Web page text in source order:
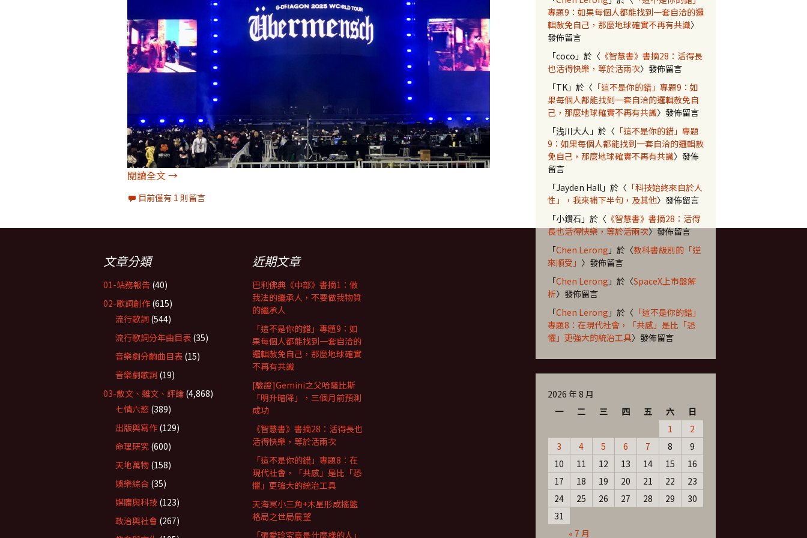
閱讀全文[圖輯]大巨蛋GD權志龍世界巡迴演唱會《G-DRAGON 2025 WORLD TOUR [Übermensch]》
→
目前僅有 1 則留言
專題9：如果每個人都能找到一套自洽的邏
輯赦免自己，那麼地球確實不再有共識〉
發佈留言
「coco 」於〈 《智慧書》書摘28：活得長
也活得快樂，等於活兩次〉發佈留言
「TK」於〈 「這不是你的錯」專題9：如
果每個人都能找到一套自洽的邏輯赦免自
己，那麼地球確實不再有共識〉發佈留言
「浅川大人 」於〈 「這不是你的錯」專題
9：如果每個人都能找到一套自洽的邏輯赦
免自己，那麼地球確實不再有共識〉發佈
留言
「Jayden Hall 」於〈 「科技始終來自於人
性」，我來補下半句，及其他〉發佈留言
「小鑽石 」於〈 《智慧書》書摘28：活得
長也活得快樂，等於活兩次〉發佈留言
「Chen Lerong 」於〈教科書級別的「逆
來順受」 〉發佈留言
「Chen Lerong 」於〈SpaceX上市盤解
析〉發佈留言
「Chen Lerong 」於〈 「這不是你的錯」
專題8：在現代社會，「共感」是比「恐
懼」更強大的統治工具〉發佈留言
2026 年 8 月
一
二 三 四 五 六
日
1
2
3
4 5 6 7 8
9
10
11 12 13 14 15
16
17
18 19 20 21 22
23
24
25 26 27 28 29
30
31
« 7 月
文章分類
01-站務報告 (40)
02-歌詞創作 (615)
流行歌詞 (544)
流行歌詞分年曲目表 (35)
音樂劇分齣曲目表 (15)
音樂劇歌詞 (19)
03-散文、雜文、評論 (4,868)
七情六慾 (389)
出版與寫作 (129)
命理研究 (600)
天地萬物 (158)
娛樂綜合 (35)
媒體與科技 (123)
政治與社會 (267)
近期文章
巴利佛典《中部》書摘1：做
我法的繼承人，不要做我物質
的繼承人
「這不是你的錯」專題9：如
果每個人都能找到一套自洽的
邏輯赦免自己，那麼地球確實
不再有共識
[驗證]Gemini之父哈薩比斯
「明升暗降」，三個月前預測
成功
《智慧書》書摘28：活得長也
活得快樂，等於活兩次
「這不是你的錯」專題8：在
現代社會，「共感」是比「恐
懼」更強大的統治工具
天海冥小三角+木星形成搖籃
格局之世局展望
「張愛玲究竟是什麼樣的人」